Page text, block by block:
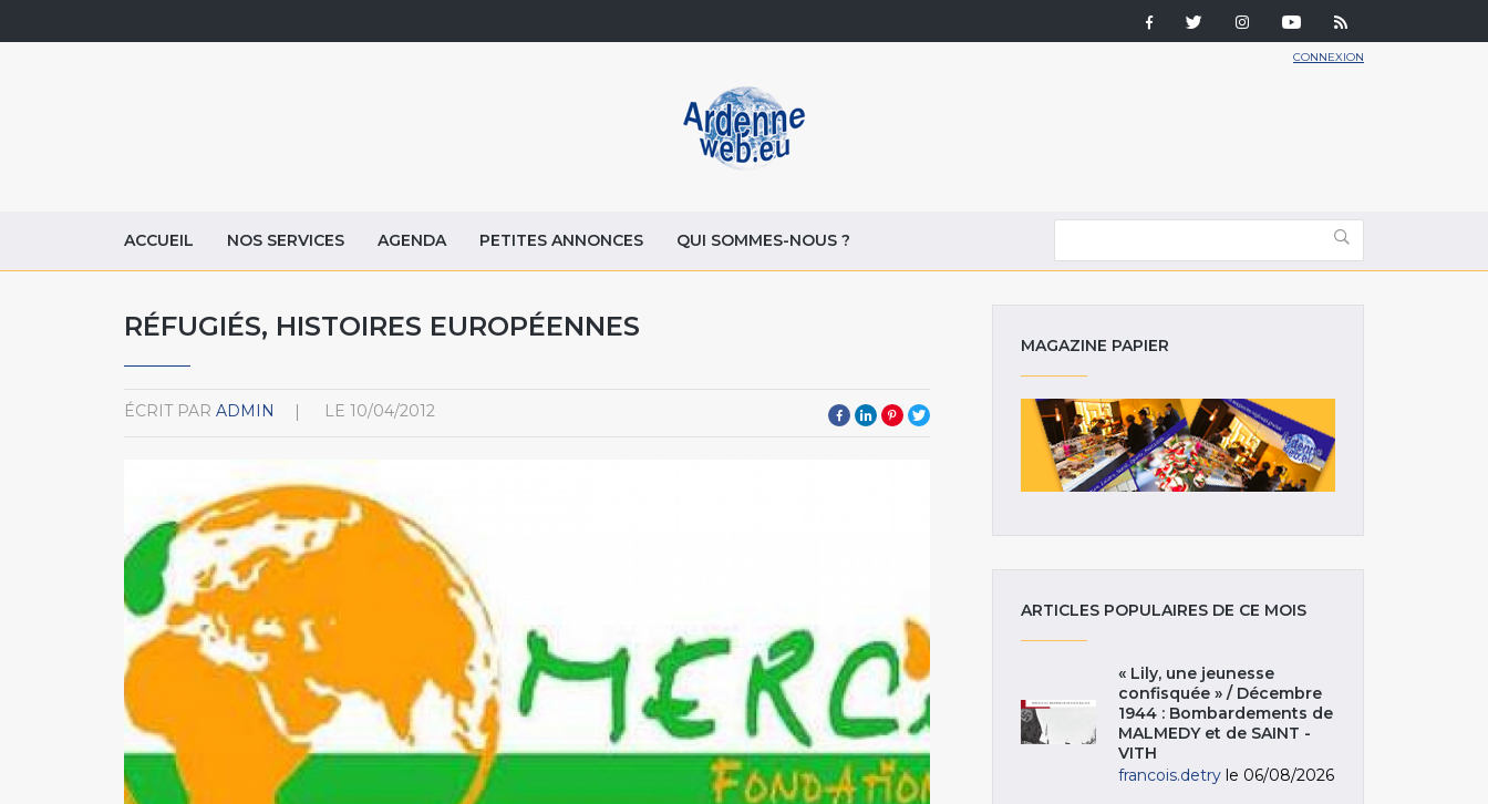
CONNEXION
ACCUEIL NOS SERVICES AGENDA PETITES ANNONCES QUI SOMMES-NOUS ?
RÉFUGIÉS, HISTOIRES EUROPÉENNES
ÉCRIT PAR ADMIN LE 10/04/2012
MAGAZINE PAPIER
ARTICLES POPULAIRES DE CE MOIS
« Lily, une jeunesse
confisquée » / Décembre
1944 : Bombardements de
MALMEDY et de SAINT -
VITH
francois.detry le 06/08/2026